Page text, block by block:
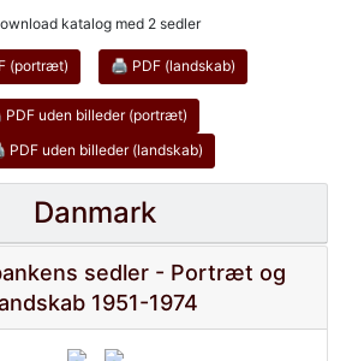
katalog med 2 sedler
(portræt) 🖨 PDF (landskab)
uden billeder (portræt)
uden billeder (landskab)
Danmark
sedler - Portræt og
1951-1974